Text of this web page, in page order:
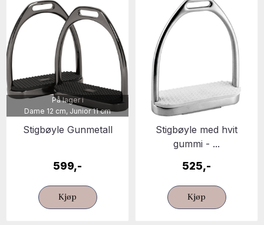
På lager i
Dame 12 cm, Junior 11 cm
Stigbøyle Gunmetall
599,-
Kjøp
Stigbøyle med hvit
gummi - ...
525,-
Kjøp